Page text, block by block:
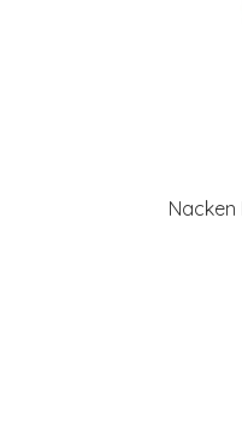
Nacken